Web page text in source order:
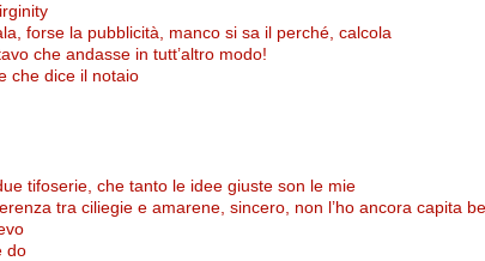
forse la pubblicità, manco si sa il perché, calcola
che andasse in tutt’altro modo!
che dice il notaio
tifoserie, che tanto le idee giuste son le mie
tra ciliegie e amarene, sincero, non l’ho ancora capita
do